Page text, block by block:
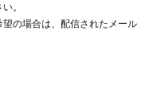
。
の場合は、配信されたメール